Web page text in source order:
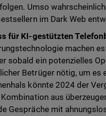
Umso
im Dark Web
für KI-gestützten
machen
sobald ein potenzielles
Betrüger nötig, um es
könnte 2024 der
aus
Gespräche mit